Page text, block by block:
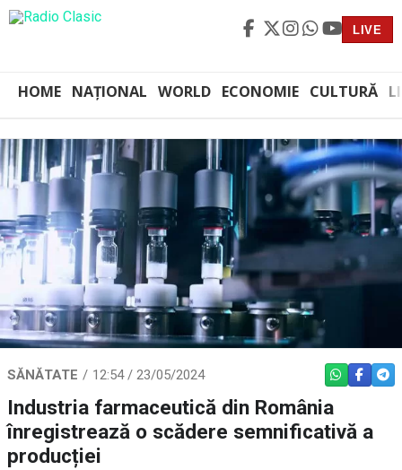
LIVE
HOME NAȚIONAL WORLD ECONOMIE CULTURĂ
SĂNĂTATE 12:54 / 23/05/2024 WHATSAPP
Industria farmaceutică din România
înregistrează o scădere semnificativă a
producției